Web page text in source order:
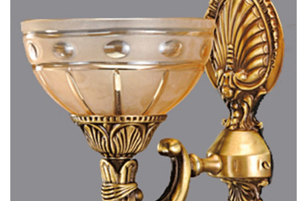
CANDELABRE CRISTAL & PENDULE
APLICE CRISTAL
PLAFONIERE CRISTAL
VEIOZE CRISTAL
CANDELABRE MODERNE &
APLICE MODERNE
PLAFONIERE MODERNE